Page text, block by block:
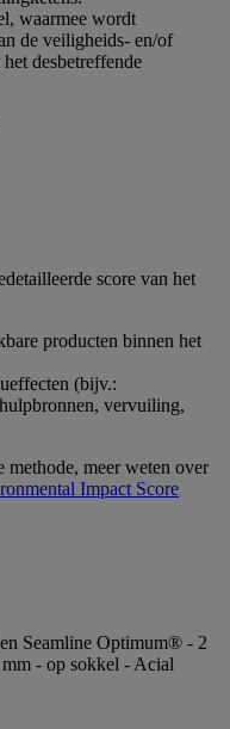
waarmee wordt
de veiligheids- en/of
desbetreffende
score van het
producten binnen het
(bijv.:
vervuiling,
methode, meer weten over
Impact Score
Seamline Optimum® - 2
- op sokkel - Acial